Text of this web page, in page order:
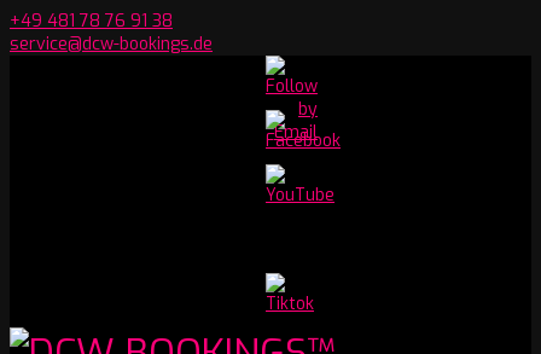
Skip
to
+49 481 78 76 91 38
service@dcw-bookings.de
Youtube
Channel